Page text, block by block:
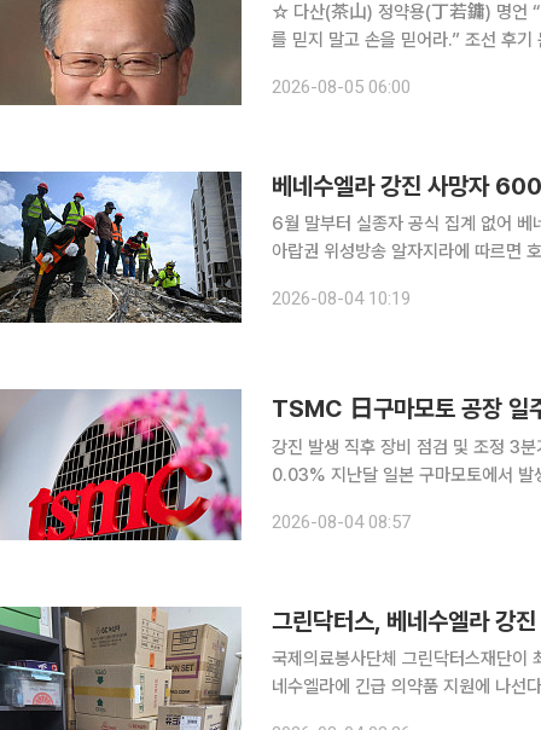
☆ 다산(茶山) 정약용(丁若鏞) 명언 “쉬지 말고 기억하라. 기억은 흐려지고 생각은 사라진다. 머리
를 믿지 말고 손을 믿어라.” 조선 후기 문신이자 유학자, 실학자의 대표적 인물이다. 신유박해 때 강
표(經世遺表)’, 지방관이 부패하지 않
2026-08-05 06:00
베네수엘라 강진 사망자
6월 말부터 실종자 공식 집계 없어 베네수엘라 강진 사망자가 6000명을 넘어섰다. 3일(현지시간)
아랍권 위성방송 알자지라에 따르면
는 공개되지 않았다. 베네수엘라 정
2026-08-04 10:19
TSMC 日구마모토 공장 일
강진 발생 직후 장비 점검 및 조정 3분기 매출 가이던스 452억달러 3Q 전망치 기준, 매출 손실
0.03% 지난달 일본 구마모토에서 발생한 7.1 강진 탓에 가동을 중단했던 TSMC 일본 구마모토 공
2026-08-04 08:57
그린닥터스, 베네수엘라 강
국제의료봉사단체 그린닥터스재단이
네수엘라에 긴급 의약품 지원에 나선다. 그린닥터스재단은 4일 "현지 공항과 물류시설이 파괴